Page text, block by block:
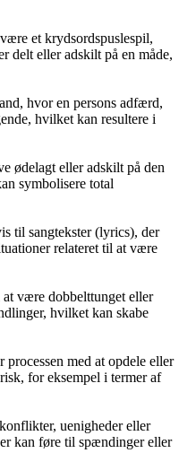
et krydsordspuslespil,
delt eller adskilt på en måde,
hvor en persons adfærd,
hvilket kan resultere i
ødelagt eller adskilt på den
symbolisere total
til sangtekster (lyrics), der
relateret til at være
være dobbelttunget eller
hvilket kan skabe
med at opdele eller
for eksempel i termer af
uenigheder eller
kan føre til spændinger eller